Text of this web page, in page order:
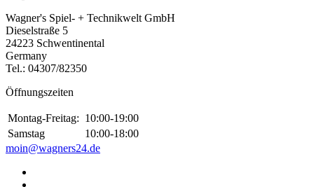
Wagner's Spiel- + Technikwelt GmbH
Dieselstraße 5
24223 Schwentinental
Germany
Tel.: 04307/82350
Öffnungszeiten
Montag-Freitag: 10:00-19:00
Samstag
10:00-18:00
moin@wagners24.de